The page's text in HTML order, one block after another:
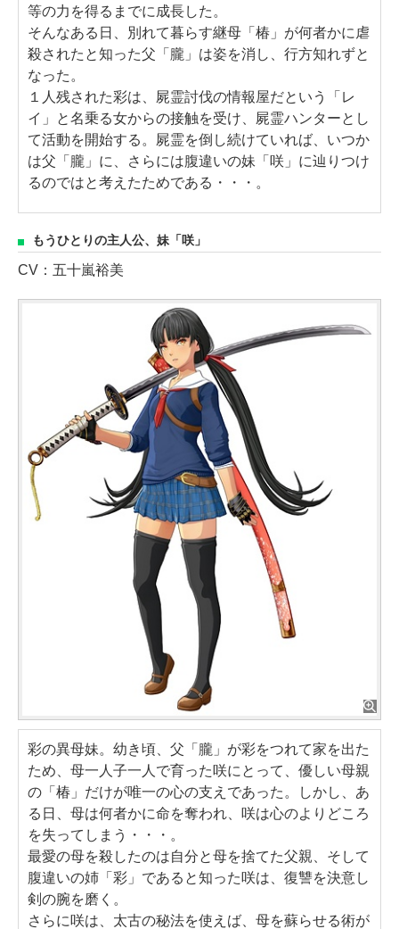
等の力を得るまでに成長した。
そんなある日、別れて暮らす継母「椿」が何者かに虐
殺されたと知った父「朧」は姿を消し、行方知れずと
なった。
１人残された彩は、屍霊討伐の情報屋だという「レ
イ」と名乗る女からの接触を受け、屍霊ハンターとし
て活動を開始する。屍霊を倒し続けていれば、いつか
は父「朧」に、さらには腹違いの妹「咲」に辿りつけ
るのではと考えたためである・・・。
もうひとりの主人公、妹「咲」
CV：五十嵐裕美
彩の異母妹。幼き頃、父「朧」が彩をつれて家を出た
ため、母一人子一人で育った咲にとって、優しい母親
の「椿」だけが唯一の心の支えであった。しかし、あ
る日、母は何者かに命を奪われ、咲は心のよりどころ
を失ってしまう・・・。
最愛の母を殺したのは自分と母を捨てた父親、そして
腹違いの姉「彩」であると知った咲は、復讐を決意し
剣の腕を磨く。
さらに咲は、太古の秘法を使えば、母を蘇らせる術が